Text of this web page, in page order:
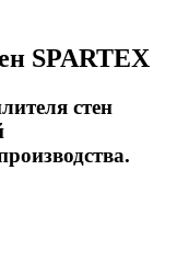
SPARTEX
стен